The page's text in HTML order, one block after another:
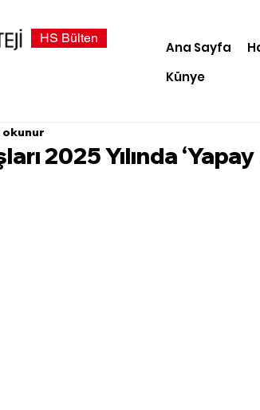
HS Bülten
Ana Sayfa
Künye
2025 Yılında
okunur